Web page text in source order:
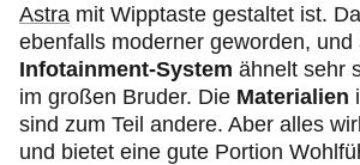
Astra mit Wipptaste gestaltet ist.
ebenfalls moderner geworden, und
Infotainment-System ähnelt sehr
im großen Bruder. Die Materialien
sind zum Teil andere. Aber alles
und bietet eine gute Portion